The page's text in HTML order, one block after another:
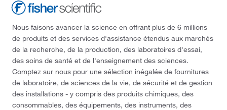
Nous faisons avancer la science en offrant plus de 6 millions
de produits et des services d'assistance étendus aux marchés
de la recherche, de la production, des laboratoires d'essai,
des soins de santé et de l'enseignement des sciences.
Comptez sur nous pour une sélection inégalée de fournitures
de laboratoire, de sciences de la vie, de sécurité et de gestion
des installations - y compris des produits chimiques, des
consommables, des équipements, des instruments, des